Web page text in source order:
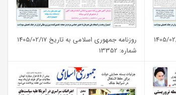
روزنامه جمهوری اسلامی به تاریخ 1405/02/17
شماره: 13352